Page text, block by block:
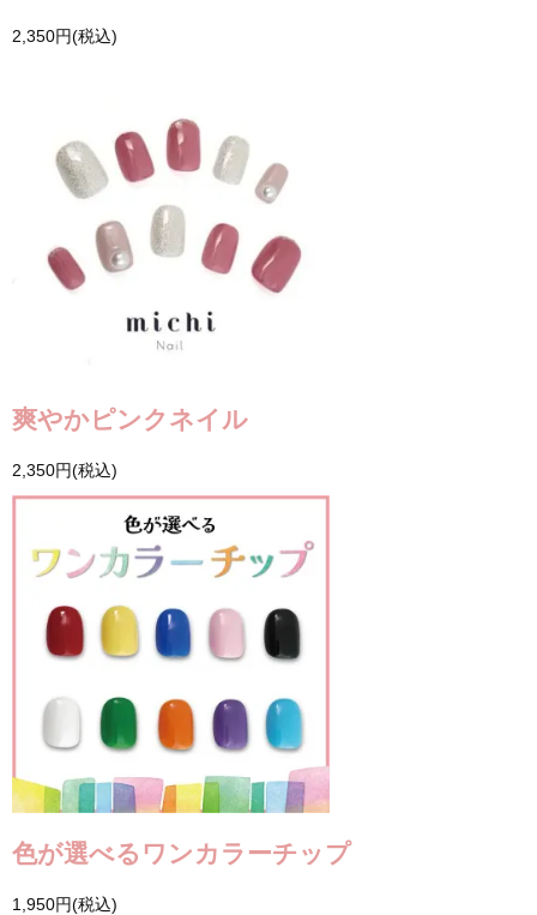
2,350円(税込)
爽やかピンクネイル
2,350円(税込)
色が選べるワンカラーチップ
1,950円(税込)